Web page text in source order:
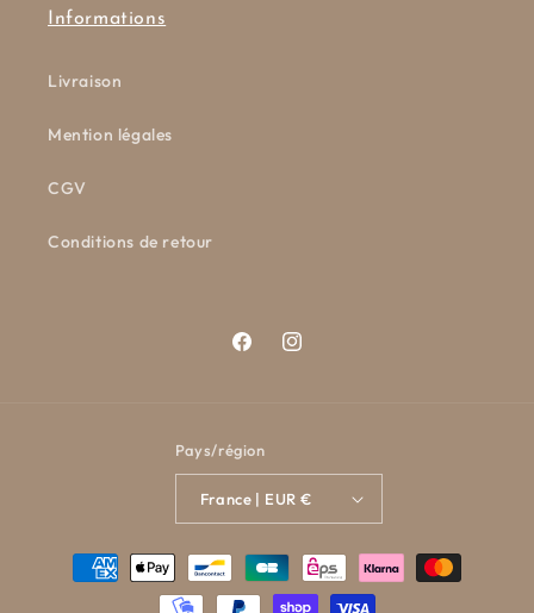
Informations
Livraison
Mention légales
CGV
Conditions de retour
FacebookInstagram
Pays/région
France | EUR €
Moyens